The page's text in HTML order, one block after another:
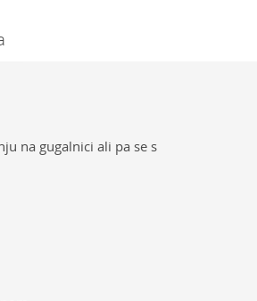
na gugalnici ali pa se s